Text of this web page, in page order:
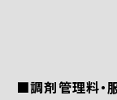
■調剤管理料・